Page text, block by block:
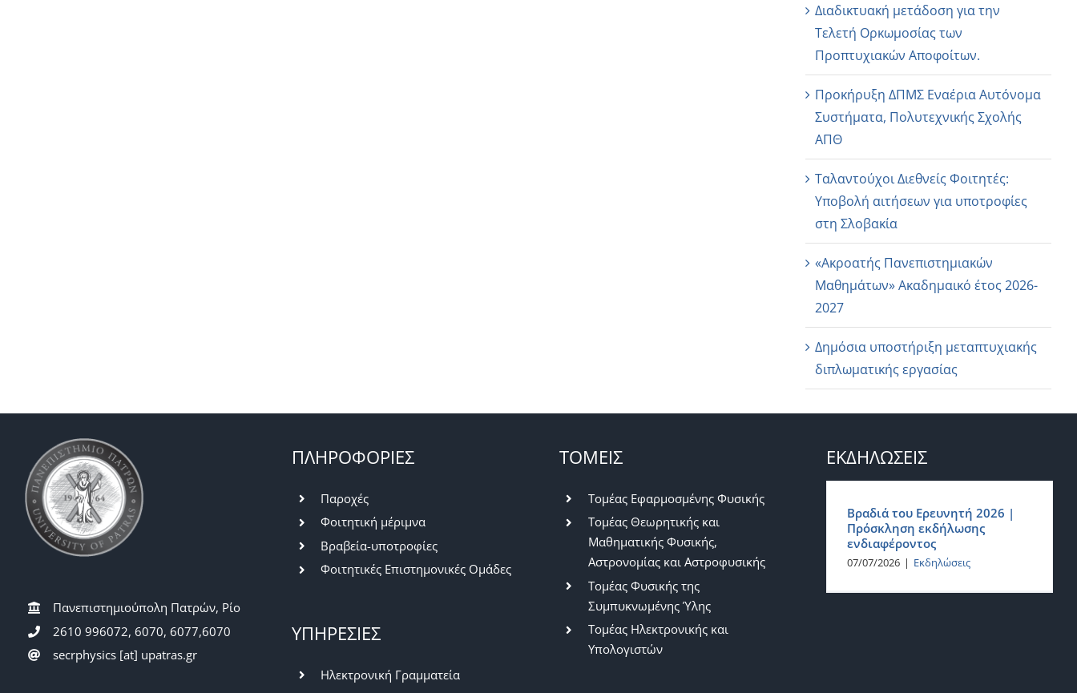
Διαδικτυακή μετάδοση για την
Τελετή Ορκωμοσίας των
Προπτυχιακών Αποφοίτων.
Προκήρυξη ΔΠΜΣ Εναέρια Αυτόνομα
Συστήματα, Πολυτεχνικής Σχολής
ΑΠΘ
Ταλαντούχοι Διεθνείς Φοιτητές:
Υποβολή αιτήσεων για υποτροφίες
στη Σλοβακία
«Ακροατής Πανεπιστημιακών
Μαθημάτων» Ακαδημαικό έτος 2026-
2027
Δημόσια υποστήριξη μεταπτυχιακής
διπλωματικής εργασίας
Πανεπιστημιούπολη Πατρών, Ρίο
2610 996072, 6070, 6077,6070
secrphysics [at] upatras.gr
ΠΛΗΡΟΦΟΡΙΕΣ
Παροχές
Φοιτητική μέριμνα
Βραβεία-υποτροφίες
Φοιτητικές Επιστημονικές Ομάδες
ΥΠΗΡΕΣΙΕΣ
Ηλεκτρονική Γραμματεία
ΤΟΜΕΙΣ
Τομέας Εφαρμοσμένης Φυσικής
Τομέας Θεωρητικής και
Μαθηματικής Φυσικής,
Αστρονομίας και Αστροφυσικής
Τομέας Φυσικής της
Συμπυκνωμένης Ύλης
Τομέας Ηλεκτρονικής και
Υπολογιστών
ΕΚΔΗΛΩΣΕΙΣ
Βραδιά του Ερευνητή 2026 |
Πρόσκληση εκδήλωσης
ενδιαφέροντος
07/07/2026 | Εκδηλώσεις